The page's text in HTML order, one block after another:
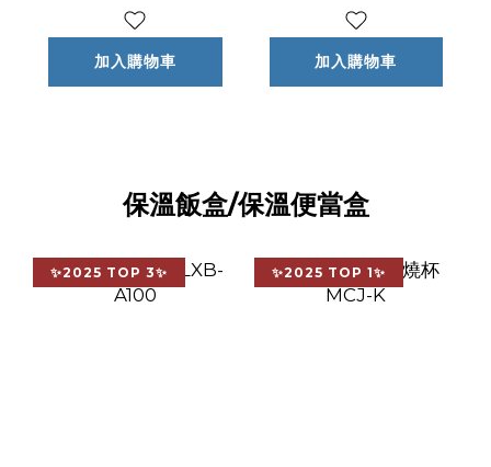
加入購物車 加入購物車
保溫飯盒/保溫便當盒
✨2025 TOP 3✨ ✨2025 TOP 1✨